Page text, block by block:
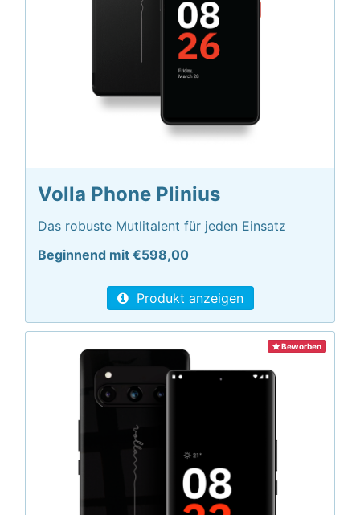
Volla Phone Plinius
Das robuste Mutlitalent für jeden Einsatz
Beginnend mit €598,00
Produkt anzeigen
Beworben